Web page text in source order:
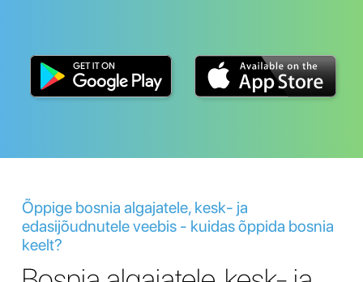
Õppige bosnia algajatele, kesk- ja
edasijõudnutele veebis - kuidas õppida bosnia
keelt?